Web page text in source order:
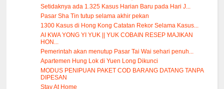
Setidaknya ada 1.325 Kasus Harian Baru pada Hari J...
Pasar Sha Tin tutup selama akhir pekan
1300 Kasus di Hong Kong Catatan Rekor Selama Kasus...
AI KWA YONG YI YUK || YUK COBAIN RESEP MAJIKAN
HON...
Pemerintah akan menutup Pasar Tai Wai sehari penuh...
Apartemen Hung Lok di Yuen Long Dikunci
MODUS PENIPUAN PAKET COD BARANG DATANG TANPA
DIPESAN
Stay At Home